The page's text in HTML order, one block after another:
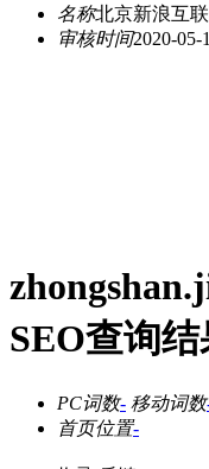
名称北京新浪互
审核时间2020-05-
SEO查询结
PC词数- 移动词数
首页位置-